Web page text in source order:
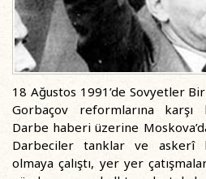
18 Ağustos 1991’de Sovyetler
Gorbaçov reformlarına
Darbe haberi üzerine
Darbeciler tanklar ve askerî
olmaya çalıştı, yer yer